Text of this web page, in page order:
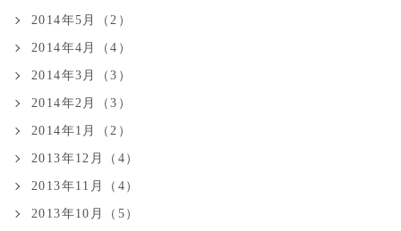
2014年5月（2）
2014年4月（4）
2014年3月（3）
2014年2月（3）
2014年1月（2）
2013年12月（4）
2013年11月（4）
2013年10月（5）